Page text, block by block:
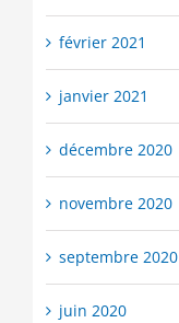
février 2021
janvier 2021
décembre 2020
novembre 2020
septembre 2020
juin 2020